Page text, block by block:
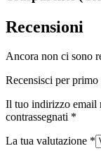
Recensioni
Ancora non ci sono
Recensisci per
Il tuo indirizzo email
contrassegnati *
La tua valutazione *